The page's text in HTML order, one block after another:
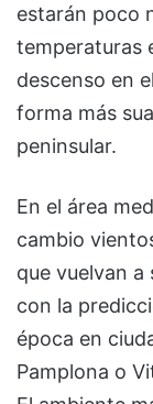
estarán poco
temperaturas
descenso en
forma más
peninsular.
En el área
cambio
que vuelvan a
con la
época en
Pamplona o